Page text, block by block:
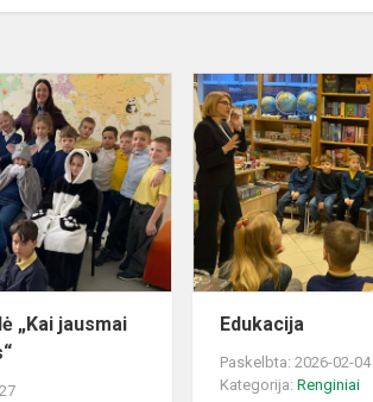
Klasės
valandėlė
„Kai
jausmai
ateina
į
svečius“
„Kai jausmai
Edukacija
Paskelbta: 2026-02-04
Kategorija:Renginiai